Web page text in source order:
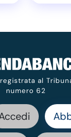
al
numero 62